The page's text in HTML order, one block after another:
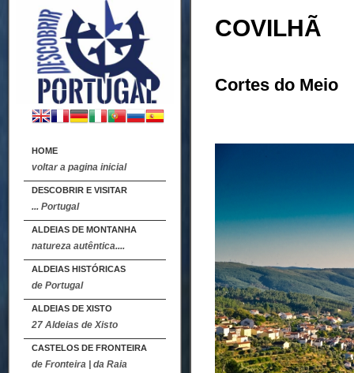
HOME
voltar a pagina inicial
DESCOBRIR E VISITAR
... Portugal
ALDEIAS DE MONTANHA
natureza autêntica....
ALDEIAS HISTÓRICAS
de Portugal
ALDEIAS DE XISTO
27 Aldeias de Xisto
CASTELOS DE FRONTEIRA
de Fronteira | da Raia
COVILHÃ
Cortes do Meio